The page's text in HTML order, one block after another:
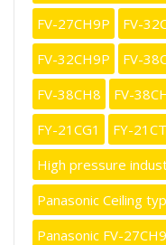
FV-27CH9P
FV-
FV-32CH9P
FV-
FV-38CH8
FV-
FY-21CG1
FY-
High pressure
Panasonic Ceiling
Panasonic FV-